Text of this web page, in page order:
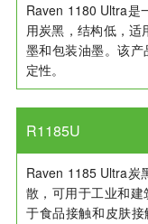
Raven 1180 Ultra是
用炭黑，结构低，适
墨和包装油墨。该
定性。
R1185U
Raven 1185 Ultra炭
散，可用于工业和
于食品接触和皮肤